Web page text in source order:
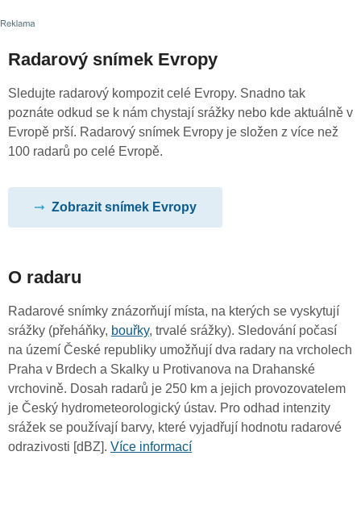
Radarový snímek Evropy
Sledujte radarový kompozit celé Evropy. Snadno tak
poznáte odkud se k nám chystají srážky nebo kde aktuálně v
Evropě prší. Radarový snímek Evropy je složen z více než
100 radarů po celé Evropě.
Zobrazit snímek Evropy
O radaru
Radarové snímky znázorňují místa, na kterých se vyskytují
srážky (přeháňky, bouřky, trvalé srážky). Sledování počasí
na území České republiky umožňují dva radary na vrcholech
Praha v Brdech a Skalky u Protivanova na Drahanské
vrchovině. Dosah radarů je 250 km a jejich provozovatelem
je Český hydrometeorologický ústav. Pro odhad intenzity
srážek se používají barvy, které vyjadřují hodnotu radarové
odrazivosti [dBZ]. Více informací